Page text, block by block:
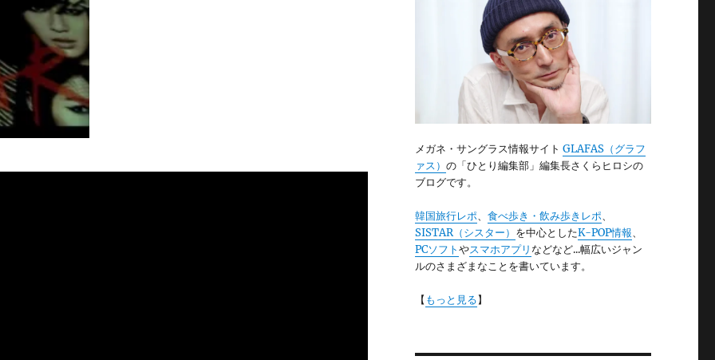
メガネ・サングラス情報サイト GLAFAS（グラフ
ァス） の「ひとり編集部」編集長さくらヒロシの
ブログです。
韓国旅行レポ、 食べ歩き・飲み歩きレポ、
SISTAR（シスター） を中心としたK-POP情報、
PCソフトやスマホアプリ などなど...幅広いジャン
ルのさまざまなことを書いています。
【もっと見る】